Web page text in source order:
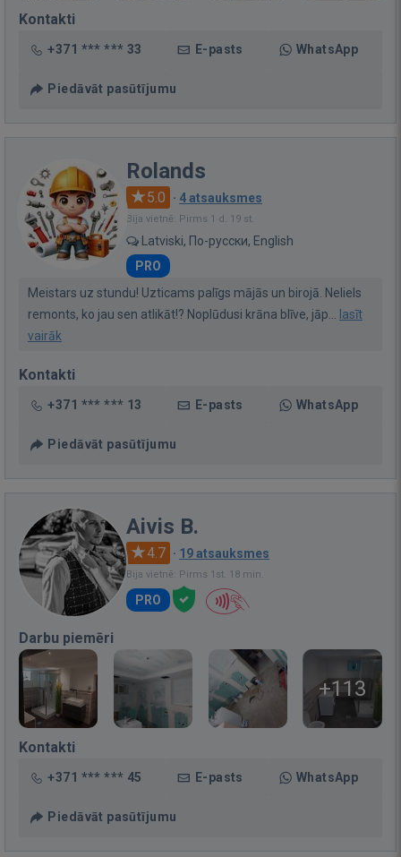
Kontakti
+371 *** *** 33 E-pasts WhatsApp
Piedāvāt pasūtījumu
Rolands
5.0 · 4 atsauksmes
Bija vietnē: Pirms 1 d. 19 st.
Latviski, По-русски, English
PRO
Meistars uz stundu! Uzticams palīgs mājās un birojā. Neliels
remonts, ko jau sen atlikāt!? Noplūdusi krāna blīve, jāp... lasīt
vairāk
Kontakti
+371 *** *** 13 E-pasts WhatsApp
Piedāvāt pasūtījumu
Aivis B.
4.7 · 19 atsauksmes
Bija vietnē: Pirms 1st. 18 min.
PRO
Darbu piemēri
+113
Kontakti
+371 *** *** 45 E-pasts WhatsApp
Piedāvāt pasūtījumu